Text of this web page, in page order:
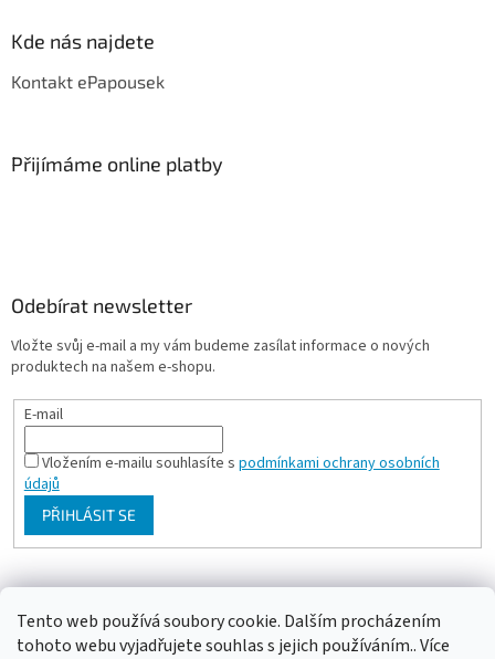
Tento web používá soubory cookie. Dalším procházením
tohoto webu vyjadřujete souhlas s jejich používáním.. Více
Kde nás najdete
Kontakt ePapousek
Přijímáme online platby
Odebírat newsletter
Vložte svůj e-mail a my vám budeme zasílat informace o nových
produktech na našem e-shopu.
E-mail
Vložením e-mailu souhlasíte s podmínkami ochrany osobních
údajů
PŘIHLÁSIT SE